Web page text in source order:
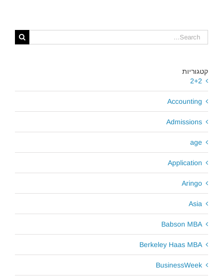
קטגוריות
2+2
Accounting
Admissions
age
Application
Aringo
Asia
Babson MBA
Berkeley Haas MBA
BusinessWeek